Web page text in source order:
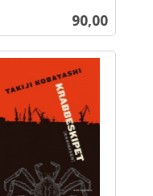
Pris
90,00